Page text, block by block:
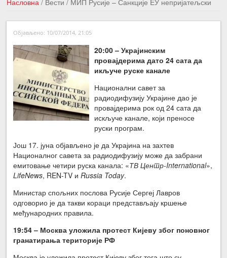
Насловна / Вести/ МИП Русије – Санкције EУ непријатељски
чин
←Претходна вест
Објављено: 10/07/2014, 21:05
20:00 –Украјинским
провајдерима дато 24 сата да
икључе руске канале
Национални савет за
радиодифузију Украјине дао је
провајдерима рок од 24 сата да
искључе канале, који преносе
руски програм.
Још 17. јуна објављено је да Украјина на захтев
Националног савета за радиодифузију може да забрани
емитовање четири руска канала: «ТВ Центр-International»,
LifeNews, REN-TV и Russia Today.
Министар спољних послова Русије Сергеј Лавров
одговорио је да такви кораци представљају кршење
међународних правила.
19:54 – Москва уложила протест Кијеву због поновног
гранатирања територије РФ